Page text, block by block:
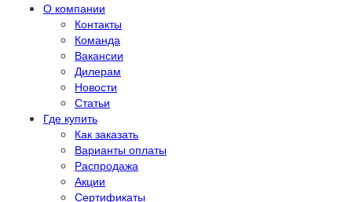
О компании
Контакты
Команда
Вакансии
Дилерам
Новости
Статьи
Где купить
Как заказать
Варианты оплаты
Распродажа
Акции
Сертификаты